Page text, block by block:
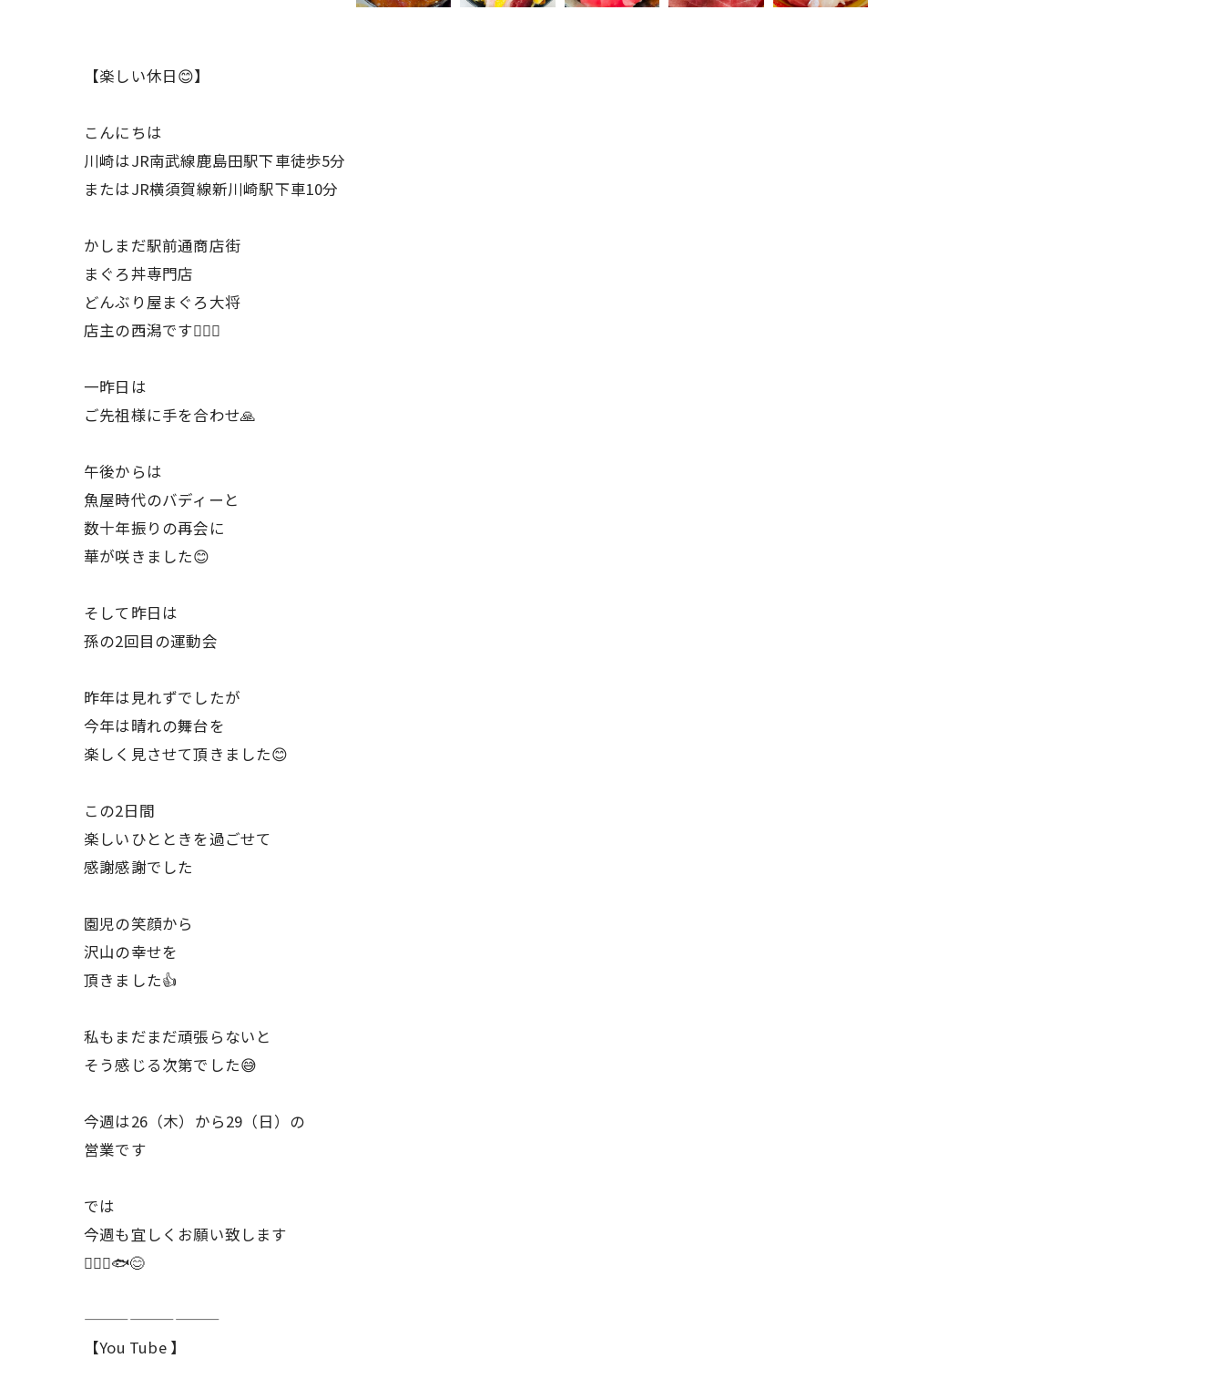
【楽しい休日😊】
こんにちは
川崎はJR南武線鹿島田駅下車徒歩5分
またはJR横須賀線新川崎駅下車10分
かしまだ駅前通商店街
まぐろ丼専門店
どんぶり屋まぐろ大将
店主の西潟です🙇🏻‍♂️
一昨日は
ご先祖様に手を合わせ🙏
午後からは
魚屋時代のバディーと
数十年振りの再会に
華が咲きました😊
そして昨日は
孫の2回目の運動会
昨年は見れずでしたが
今年は晴れの舞台を
楽しく見させて頂きました😊
この2日間
楽しいひとときを過ごせて
感謝感謝でした
園児の笑顔から
沢山の幸せを
頂きました👍
私もまだまだ頑張らないと
そう感じる次第でした😅
今週は26（木）から29（日）の
営業です
では
今週も宜しくお願い致します
🙇🏻‍♂️🐟😊
—————————
【You Tube 】